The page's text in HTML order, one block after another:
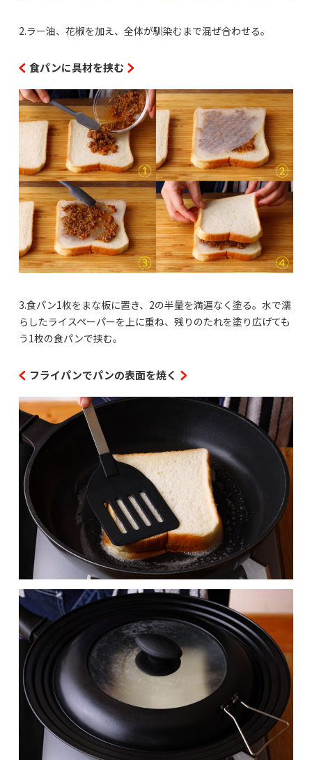
2.ラー油、花椒を加え、全体が馴染むまで混ぜ合わせる。
食パンに具材を挟む
3.食パン1枚をまな板に置き、2の半量を満遍なく塗る。水で濡
らしたライスペーパーを上に重ね、残りのたれを塗り広げても
う1枚の食パンで挟む。
フライパンでパンの表面を焼く